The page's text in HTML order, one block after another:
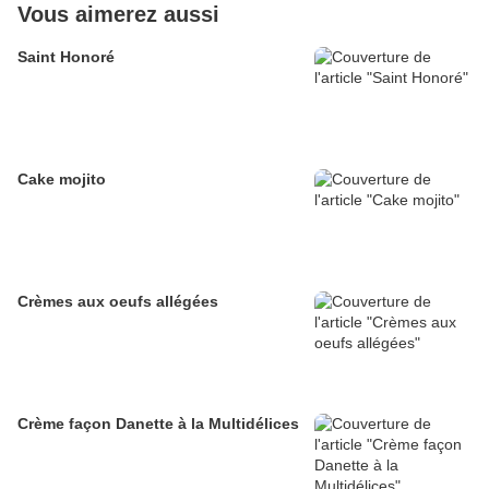
Vous aimerez aussi
Saint Honoré
Cake mojito
Crèmes aux oeufs allégées
Crème façon Danette à la Multidélices